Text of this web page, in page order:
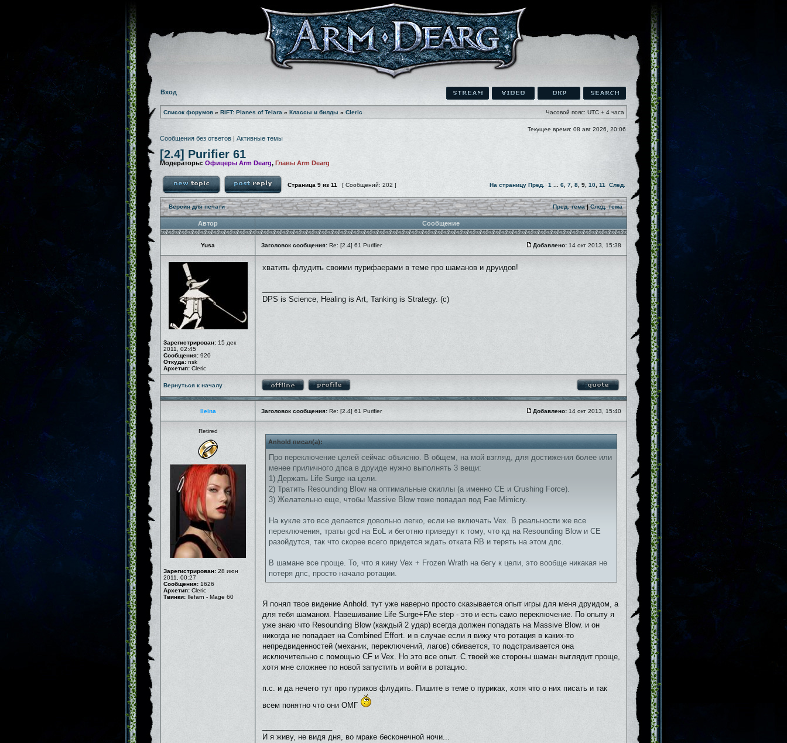
Вход
Список форумов » RIFT: Planes of Telara » Классы и билды » Cleric Часовой пояс: UTC + 4 часа
Текущее время: 08 авг 2026, 20:06
Сообщения без ответов | Активные темы
[2.4] Purifier 61
Модераторы: Офицеры Arm Dearg, Главы Arm Dearg
Страница 9 из 11 [ Сообщений: 202 ] На страницу Пред. 1 6 7 8 9 10 11 След.
Версия для печати Пред. тема|След. тема
Автор Сообщение
Yusa Заголовок сообщения: Re: [2.4] 61 Purifier Добавлено: 14 окт 2013, 15:38
Зарегистрирован: 15 дек
2011, 02:45
Сообщения: 920
Откуда: nsk
Архетип: Cleric
хватить флудить своими пурифаерами в теме про шаманов и друидов!
DPS is Science, Healing is Art, Tanking is Strategy. (c)
Вернуться к началу
Ileina Заголовок сообщения: Re: [2.4] 61 Purifier Добавлено: 14 окт 2013, 15:40
Retired
Зарегистрирован: 28 июн
2011, 00:27
Сообщения: 1626
Архетип: Cleric
Твинки: Ilefarn - Mage 60
Anhold писал(а):
Про переключение целей сейчас объясню. В общем, на мой взгляд, для достижения более или
менее приличного дпса в друиде нужно выполнять 3 вещи:
1) Держать Life Surge на цели.
2) Тратить Resounding Blow на оптимальные скиллы (а именно CE и Crushing Force).
3) Желательно еще, чтобы Massive Blow тоже попадал под Fae Mimicry.
На кукле это все делается довольно легко, если не включать Vex. В реальности же все
переключения, траты gcd на EoL и беготню приведут к тому, что кд на Resounding Blow и CE
разойдутся, так что скорее всего придется ждать отката RB и терять на этом дпс.
В шамане все проще. То, что я кину Vex + Frozen Wrath на бегу к цели, это вообще никакая не
потеря дпс, просто начало ротации.
Я понял твое видение Anhold. тут уже наверно просто сказывается опыт игры для меня друидом, а
для тебя шаманом. Навешивание Life Surge+FAe step - это и есть само переключение. По опыту я
уже знаю что Resounding Blow (каждый 2 удар) всегда должен попадать на Massive Blow. и он
никогда не попадает на Combined Effort. и в случае если я вижу что ротация в каких-то
непредвиденностей (механик, переключений, лагов) сбивается, то подстраивается она
исключительно с помощью CF и Vex. Но это все опыт. С твоей же стороны шаман выглядит проще,
хотя мне сложнее по новой запустить и войти в ротацию.
п.с. и да нечего тут про пуриков флудить. Пишите в теме о пуриках, хотя что о них писать и так
всем понятно что они ОМГ
И я живу, не видя дня, во мраке бесконечной ночи...